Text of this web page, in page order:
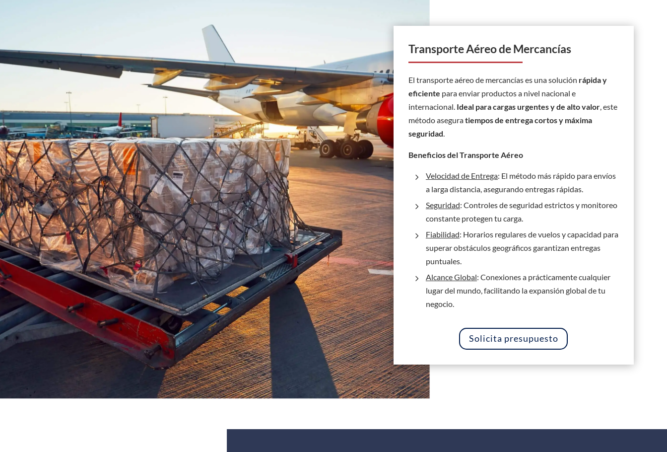
Transporte Aéreo de Mercancías
El transporte aéreo de mercancías es una solución rápida y
eficiente para enviar productos a nivel nacional e
internacional. Ideal para cargas urgentes y de alto valor, este
método aseguratiempos de entrega cortos y máxima
seguridad.
Beneficios del Transporte Aéreo
5 Velocidad de Entrega: El método más rápido para envíos
a larga distancia, asegurando entregas rápidas.
5 Seguridad: Controles de seguridad estrictos y monitoreo
constante protegen tu carga.
5 Fiabilidad: Horarios regulares de vuelos y capacidad para
superar obstáculos geográficos garantizan entregas
puntuales.
5 Alcance Global: Conexiones a prácticamente cualquier
lugar del mundo, facilitando la expansión global de tu
negocio.
Solicita presupuesto